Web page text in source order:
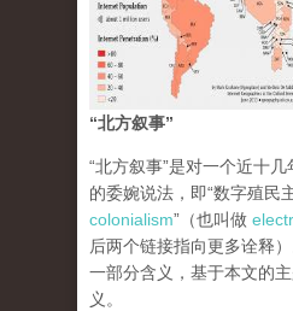
“北方叙事”
“北方叙事”是对一个近十
的委婉说法，即“数字殖民
colonialism”（也叫做
后两个链接指向更多诠释
一部分含义，基于本文的
义。